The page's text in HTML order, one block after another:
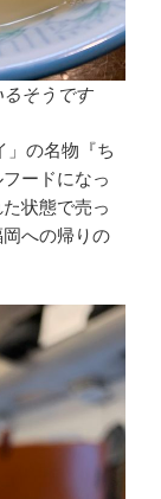
そうです
」の名物『ち
ードになっ
状態で売っ
への帰りの